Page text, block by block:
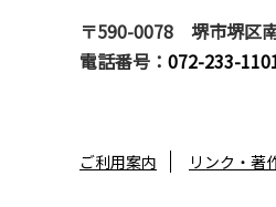
〒590-0078
堺市堺区
電話番号： 072-233-
ご利用案内 リンク・著